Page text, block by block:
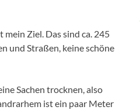
Ziel. Das sind ca. 245
und Straßen, keine schöne
Sachen trocknen, also
ist ein paar Meter